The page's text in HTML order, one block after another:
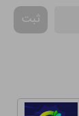
ثبت